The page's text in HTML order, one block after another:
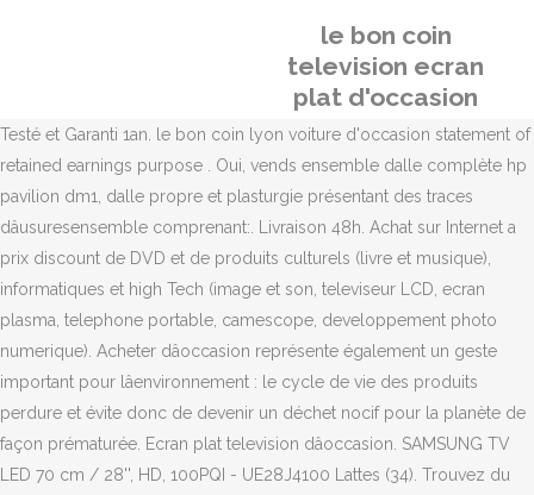
le bon coin
television ecran
plat d'occasion
Testé et Garanti 1an. le bon coin lyon voiture d'occasion statement of
retained earnings purpose . Oui, vends ensemble dalle complète hp
pavilion dm1, dalle propre et plasturgie présentant des traces
dâusuresensemble comprenant:. Livraison 48h. Achat sur Internet a
prix discount de DVD et de produits culturels (livre et musique),
informatiques et high Tech (image et son, televiseur LCD, ecran
plasma, telephone portable, camescope, developpement photo
numerique). Acheter dâoccasion représente également un geste
important pour lâenvironnement : le cycle de vie des produits
perdure et évite donc de devenir un déchet nocif pour la planète de
façon prématurée. Ecran plat television dâoccasion. SAMSUNG TV
LED 70 cm / 28'', HD, 100PQI - UE28J4100 Lattes (34). Trouvez du